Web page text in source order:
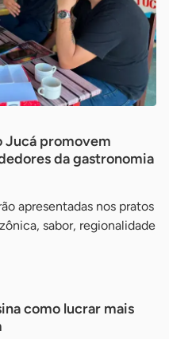
Jucá promovem
da gastronomia
apresentadas nos pratos
sabor, regionalidade
como lucrar mais